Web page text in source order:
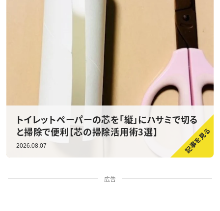
トイレットペーパーの芯を「縦」にハサミで切る
と掃除で便利【芯の掃除活用術3選】
2026.08.07
広告